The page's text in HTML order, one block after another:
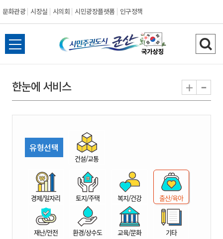
문화관광 시장실 시의회 시민광장플랫폼 인구정책
시
민
권
시
산
전
체
뉴
열
검
색
기
한눈에 서비스 + -
유형선택
건설/교통
경제/일자리 토지/주택 복지/건강 출산/육아
재난/안전 환경/상수도 교육/문화 기타